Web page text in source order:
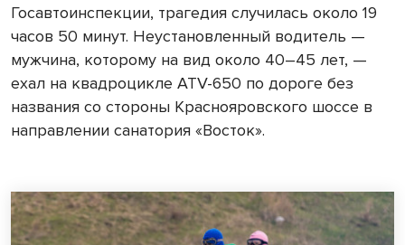
Госавтоинспекции, трагедия случилась около 19
часов 50 минут. Неустановленный водитель —
мужчина, которому на вид около 40–45 лет, —
ехал на квадроцикле ATV-650 по дороге без
названия со стороны Краснояровского шоссе в
направлении санатория «Восток».